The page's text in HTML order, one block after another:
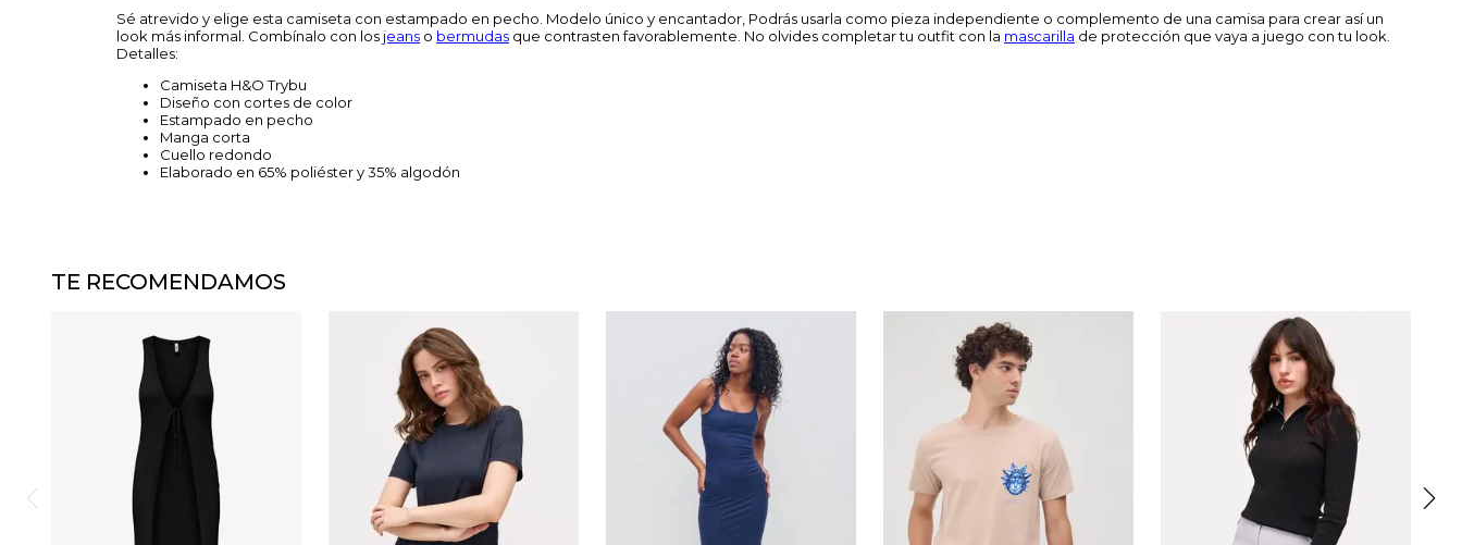
Sé atrevido y elige esta camiseta con estampado en pecho. Modelo único y encantador, Podrás usarla como pieza independiente o complemento de una camisa para crear así un
look más informal. Combínalo con los jeans o bermudas que contrasten favorablemente. No olvides completar tu outfit con la mascarilla de protección que vaya a juego con tu look.
Detalles:
Camiseta H&O Trybu
Diseño con cortes de color
Estampado en pecho
Manga corta
Cuello redondo
Elaborado en 65% poliéster y 35% algodón
TE RECOMENDAMOS